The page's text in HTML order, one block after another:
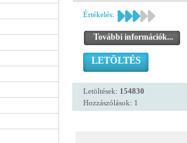
Értékelés:
További információk...
LETÖLTÉS
Letöltések: 154830
Hozzászólások: 1